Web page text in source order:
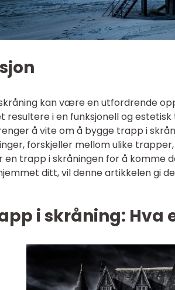
kan være en utfordrende
resultere i en funksjonell og
å vite om å bygge trapp i
forskjeller mellom ulike
en trapp i skråningen for å komme
ditt, vil denne artikkelen gi
i skråning: Hva